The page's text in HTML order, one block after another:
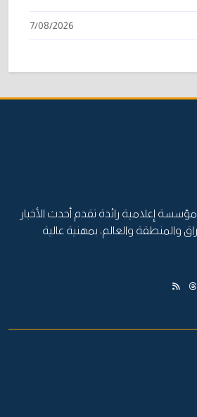
7/08/2026
إعلامية رائدة تقدم أحدث الأخبار
والمنطقة والعالم، بمهنية عالية